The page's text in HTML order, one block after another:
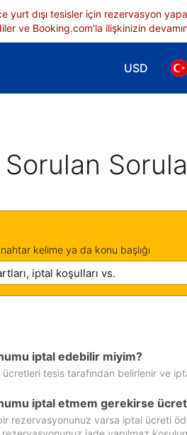
dışı tesisler için rezervasyon
ve Booking.com'la ilişkinizin
USD
Para
Sorulan
kelime ya da konu başlığı
iptal edebilir miyim?
tesis tarafından belirlenir ve
iptal etmem gerekirse
rezervasyonunuz varsa iptal ücreti